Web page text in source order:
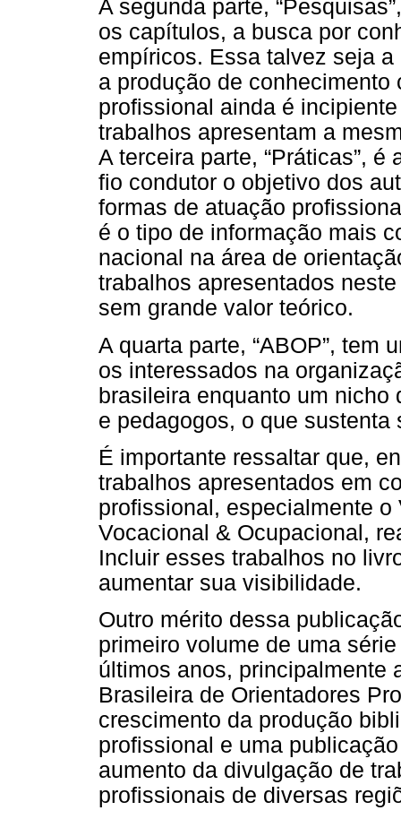
A segunda parte,
os capítulos, a busca por
empíricos. Essa talvez seja
a produção de
profissional ainda é
trabalhos apresentam a
A terceira parte, “Práticas”,
fio condutor o objetivo dos
formas de atuação
é o tipo de informação mais
nacional na área de
trabalhos apresentados
sem grande valor teórico.
A quarta parte, “ABOP”, tem
os interessados na
brasileira enquanto um
e pedagogos, o que sustenta
É importante ressaltar que,
trabalhos apresentados em
profissional, especialmente
Vocacional & Ocupacional,
Incluir esses trabalhos no
aumentar sua visibilidade.
Outro mérito dessa
primeiro volume de uma
últimos anos, principalmente
Brasileira de Orientadores
crescimento da produção
profissional e uma
aumento da divulgação de
profissionais de diversas